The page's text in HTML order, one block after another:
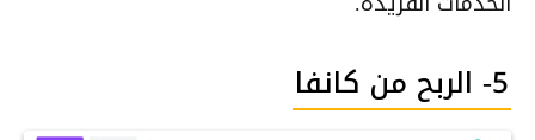
5- الربح من كانفا